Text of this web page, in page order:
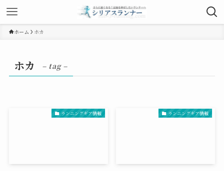
ホーム ホカ
ホカ – tag –
ランニングギア情報 ランニングギア情報